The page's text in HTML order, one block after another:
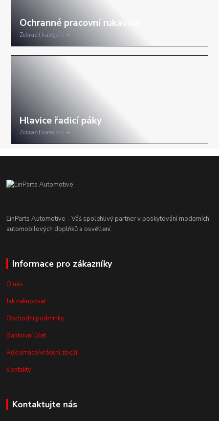
Zobrazit kategorii
Zobrazit kategorii
EinParts Automotive – Váš spolehlivý partner v poskytování moderních
automobilových doplňků a osvětlení.
Informace pro zákazníky
O nás
Jak nakupovat
Obchodní podmínky
Bankovní účet
Reklamace/vrácení zboží
Kontakty
Kontaktujte nás